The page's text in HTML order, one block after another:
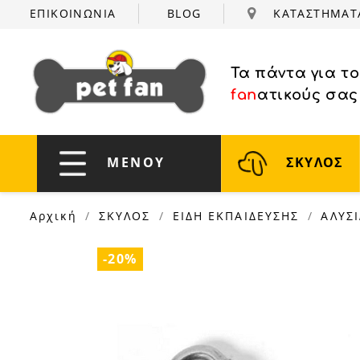
ΕΠΙΚΟΙΝΩΝΙΑ BLOG
Τα πάντα για
fanατικούς
ΜΕΝΟΥ ΣΚΥΛΟΣ
Αρχική ΣΚΥΛΟΣ ΕΙΔΗ ΕΚΠΑΙΔΕΥΣΗΣ
-20%